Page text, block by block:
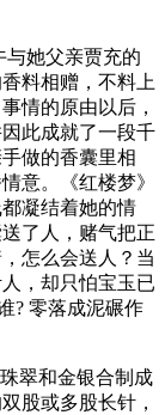
与她父亲贾充的
料相赠，不料上
情的原由以后，
此成就了一段千
做的香囊里相
意。《红楼梦》
凝结着她的情
了人，赌气把正
怎么会送人？当
，却只怕宝玉已
零落成泥碾作
和金银合制成
股或多股长针，